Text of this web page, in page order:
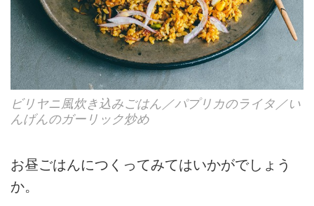
ビリヤニ風炊き込みごはん／パプリカのライタ／い
んげんのガーリック炒め
お昼ごはんにつくってみてはいかがでしょう
か。